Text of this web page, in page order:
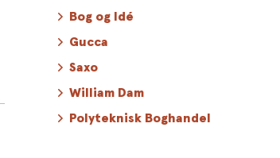
Bog og Idé
Gucca
Saxo
William Dam
Polyteknisk Boghandel